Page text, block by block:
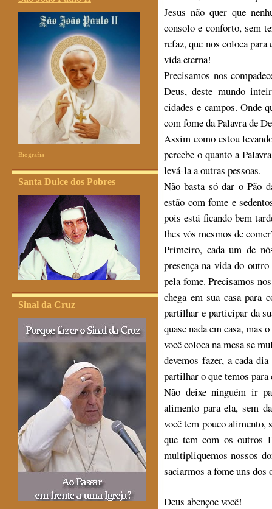
Biografia
Santa Dulce dos Pobres
Sinal da Cruz
Jesus não quer que
consolo e conforto, sem
refaz, que nos coloca
vida eterna!
Precisamos nos
Deus, deste mundo
cidades e campos. Onde
com fome da Palavra de
Assim como estou
percebe o quanto a
levá-la a outras pessoas.
Não basta só dar o Pão
estão com fome e
pois está ficando bem
lhes vós mesmos de
Primeiro, cada um de
presença na vida do
pela fome. Precisamos
chega em sua casa para
partilhar e participar da
quase nada em casa, mas
você coloca na mesa se
devemos fazer, a cada
partilhar o que temos
Não deixe ninguém ir
alimento para ela, sem
você tem pouco alimento,
que tem com os outros
multipliquemos nossos
saciarmos a fome uns dos
Deus abençoe você!